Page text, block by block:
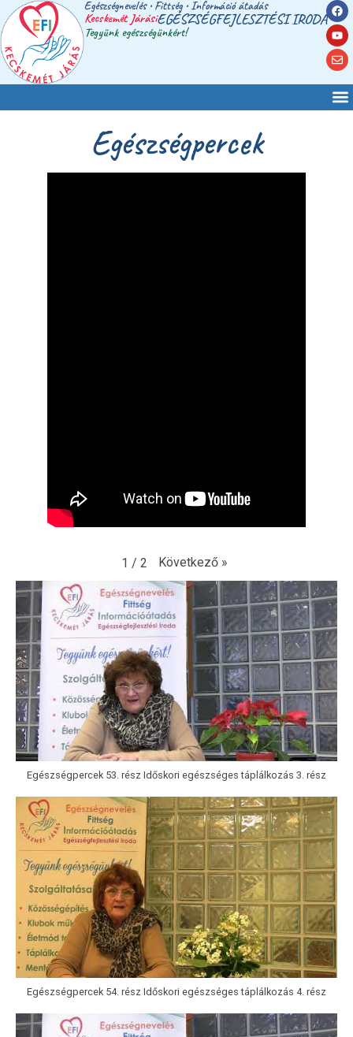
Egészségnevelés • Fittség • Információ átadás
Kecskemét JárásiEGÉSZSÉGFEJLESZTÉSI IRODA
Tegyünk egészségünkért!
Egészségpercek
1 / 2 Következő »
Egészségpercek 53. rész Időskori egészséges táplálkozás 3. rész
Egészségpercek 54. rész Időskori egészséges táplálkozás 4. rész